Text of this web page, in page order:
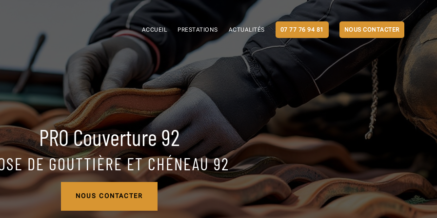
ACCUEIL PRESTATIONS ACTUALITÉS 07 77 76 94 81 NOUS CONTACTER
PRO Couverture 92
DE GOUTTIÈRE ET CHÉNEAU 92
NOUS CONTACTER